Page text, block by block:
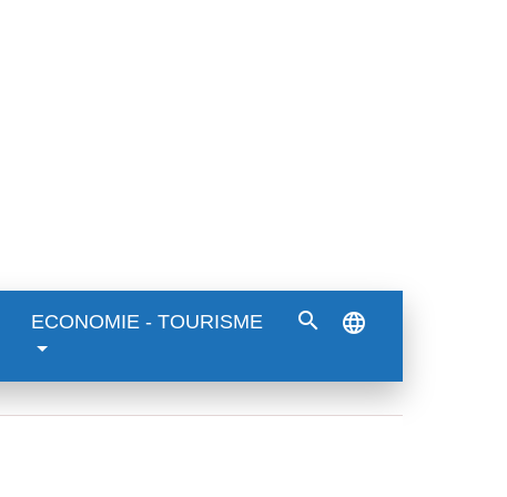
ECONOMIE - TOURISME search language